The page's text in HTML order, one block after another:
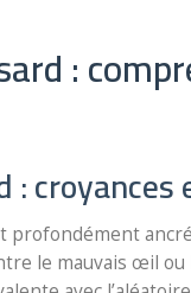
:
:
profondément
le mauvais œil ou